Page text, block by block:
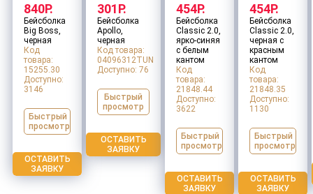
840Р.
Бейсболка
Big Boss,
черная
Код
товара:
15255.30
Доступно:
3146
Быстрый
просмотр
ОСТАВИТЬ
ЗАЯВКУ
301Р.
Бейсболка
Apollo,
черная
Код товара:
04096312TUN
Доступно: 76
Быстрый
просмотр
ОСТАВИТЬ
ЗАЯВКУ
454Р.
Бейсболка
Classic 2.0,
ярко-синяя
с белым
кантом
Код
товара:
21848.44
Доступно:
3622
Быстрый
просмотр
ОСТАВИТЬ
ЗАЯВКУ
454Р.
Бейсболка
Classic 2.0,
черная с
красным
кантом
Код
товара:
21848.35
Доступно:
1130
Быстрый
просмотр
ОСТАВИТЬ
ЗАЯВКУ
Оставить заявку
Тип нанесения
Макет для нанесения
Заполните все обязательные поля